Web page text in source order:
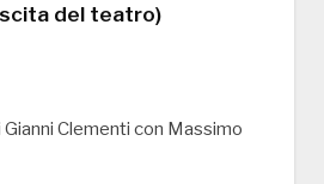
del teatro)
Gianni Clementi con Massimo